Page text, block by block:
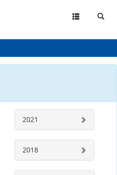
MENU
2021
2018